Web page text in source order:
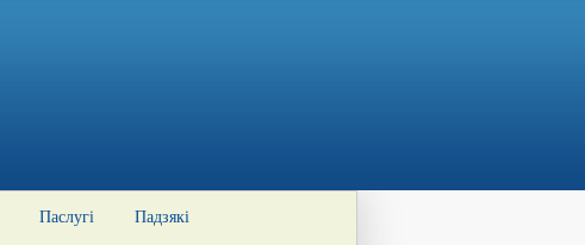
Паслугі Падзякі